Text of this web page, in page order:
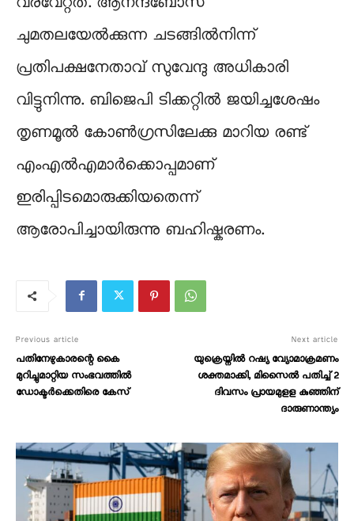
ചുമതലയേൽക്കുന്ന ചടങ്ങിൽനിന്ന്
പ്രതിപക്ഷനേതാവ് സുവേന്ദു അധികാരി
വിട്ടുനിന്നു. ബിജെപി ടിക്കറ്റിൽ ജയിച്ചശേഷം
തൃണമൂൽ കോൺഗ്രസിലേക്കു മാറിയ രണ്ട്
എംഎൽഎമാർക്കൊപ്പമാണ്
ഇരിപ്പിടമൊരുക്കിയതെന്ന്
ആരോപിച്ചായിരുന്നു ബഹിഷ്കരണം.
Previous article
പതിനേഴുകാരന്റെ കൈ
മുറിച്ചുമാറ്റിയ സംഭവത്തില്‍
ഡോക്ടര്‍ക്കെതിരെ കേസ്
Next article
യുക്രെയ്നിൽ റഷ്യ വ്യോമാക്രമണം
ശക്തമാക്കി, മിസൈൽ പതിച്ച് 2
ദിവസം പ്രായമുളള കുഞ്ഞിന്
ദാരുണാന്ത്യം